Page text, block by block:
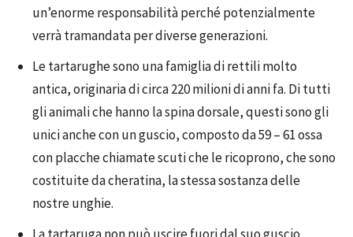
un’enorme responsabilità perché potenzialmente
verrà tramandata per diverse generazioni.
Le tartarughe sono una famiglia di rettili molto
antica, originaria di circa 220 milioni di anni fa. Di tutti
gli animali che hanno la spina dorsale, questi sono gli
unici anche con un guscio, composto da 59 – 61 ossa
con placche chiamate scuti che le ricoprono, che sono
costituite da cheratina, la stessa sostanza delle
nostre unghie.